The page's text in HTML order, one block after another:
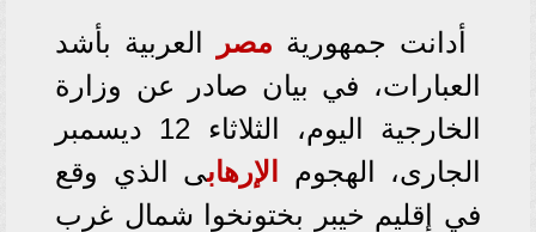
أدانت جمهورية مصر
العربية بأشد
العبارات، في بيان صادر عن وزارة
الخارجية اليوم، الثلاثاء 12 ديسمبر
الجارى، الهجوم
الإرهابى الذي وقع
في إقليم خيبر بختونخوا شمال غرب